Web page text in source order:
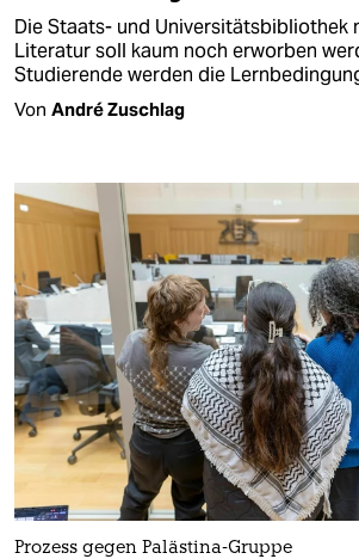
Die Staats- und Universitätsbibliothek
Literatur soll kaum noch erworben
Studierende werden die
Von André Zuschlag
Prozess gegen Palästina-Gruppe